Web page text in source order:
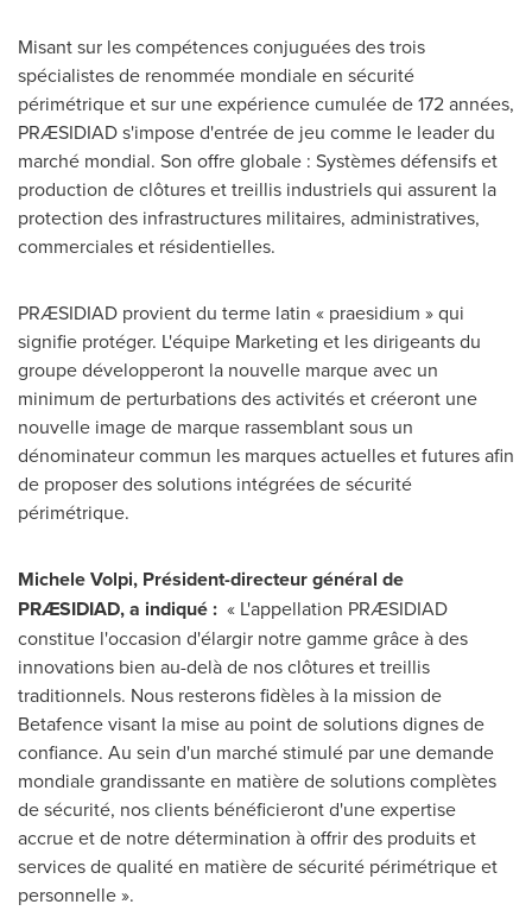
Misant sur les compétences conjuguées des trois
spécialistes de renommée mondiale en sécurité
périmétrique et sur une expérience cumulée de 172 années,
PRÆSIDIAD s'impose d'entrée de jeu comme le leader du
marché mondial. Son offre globale : Systèmes défensifs et
production de clôtures et treillis industriels qui assurent la
protection des infrastructures militaires, administratives,
commerciales et résidentielles.
PRÆSIDIAD provient du terme latin « praesidium » qui
signifie protéger. L'équipe Marketing et les dirigeants du
groupe développeront la nouvelle marque avec un
minimum de perturbations des activités et créeront une
nouvelle image de marque rassemblant sous un
dénominateur commun les marques actuelles et futures afin
de proposer des solutions intégrées de sécurité
périmétrique.
Michele Volpi, Président-directeur général de
PRÆSIDIAD, a indiqué: « L'appellation PRÆSIDIAD
constitue l'occasion d'élargir notre gamme grâce à des
innovations bien au-delà de nos clôtures et treillis
traditionnels. Nous resterons fidèles à la mission de
Betafence visant la mise au point de solutions dignes de
confiance. Au sein d'un marché stimulé par une demande
mondiale grandissante en matière de solutions complètes
de sécurité, nos clients bénéficieront d'une expertise
accrue et de notre détermination à offrir des produits et
services de qualité en matière de sécurité périmétrique et
personnelle ».